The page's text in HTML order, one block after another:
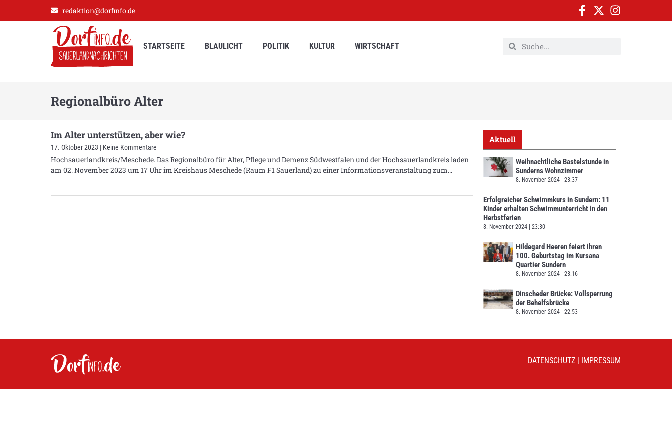
redaktion@dorfinfo.de
STARTSEITE BLAULICHT POLITIK KULTUR WIRTSCHAFT
Regionalbüro Alter
Im Alter unterstützen, aber wie?
17. Oktober 2023 Keine Kommentare
Hochsauerlandkreis/Meschede. Das Regionalbüro für Alter, Pflege und Demenz Südwestfalen und der Hochsauerlandkreis laden
am 02. November 2023 um 17 Uhr im Kreishaus Meschede (Raum F1 Sauerland) zu einer Informationsveranstaltung zum
Aktuell
Weihnachtliche Bastelstunde in
Sunderns Wohnzimmer
8. November 2024 23:37
Erfolgreicher Schwimmkurs in Sundern: 11
Kinder erhalten Schwimmunterricht in den
Herbstferien
8. November 2024 23:30
Hildegard Heeren feiert ihren
100. Geburtstag im Kursana
Quartier Sundern
8. November 2024 23:16
Dinscheder Brücke: Vollsperrung
der Behelfsbrücke
8. November 2024 22:53
DATENSCHUTZ | IMPRESSUM